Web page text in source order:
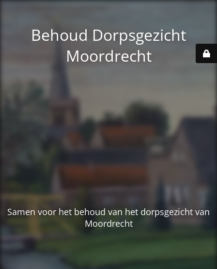
Behoud Dorpsgezicht
Moordrecht
Samen voor het behoud van het dorpsgezicht van
Moordrecht